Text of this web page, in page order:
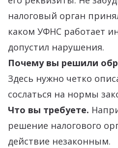
налоговый орган
каком УФНС работает
допустил нарушения.
Почему вы решили
Здесь нужно четко
сослаться на нормы
Что вы требуете.
решение налогового
действие незаконным.